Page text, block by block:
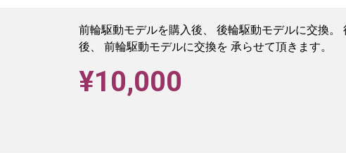
前輪駆動モデルを購入後、 後輪駆動モデルに交換。
後、 前輪駆動モデルに交換を 承らせて頂きます。
¥10,000